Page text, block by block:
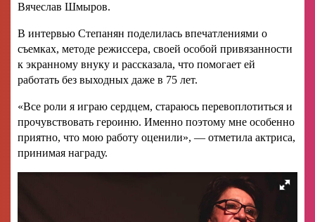
Вячеслав Шмыров.
В интервью Степанян поделилась впечатлениями о
съемках, методе режиссера, своей особой привязанности
к экранному внуку и рассказала, что помогает ей
работать без выходных даже в 75 лет.
«Все роли я играю сердцем, стараюсь перевоплотиться и
прочувствовать героиню. Именно поэтому мне особенно
приятно, что мою работу оценили», — отметила актриса,
принимая награду.